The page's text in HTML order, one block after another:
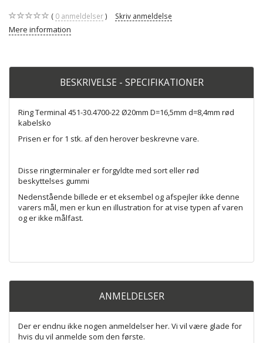
0 anmeldelser Skriv anmeldelse
Mere information
BESKRIVELSE - SPECIFIKATIONER
Ring Terminal 451-30.4700-22 Ø20mm D=16,5mm d=8,4mm rød
kabelsko
Prisen er for 1 stk. af den herover beskrevne vare.
Disse ringterminaler er forgyldte med sort eller rød
beskyttelses gummi
Nedenstående billede er et eksembel og afspejler ikke denne
varers mål, men er kun en illustration for at vise typen af varen
og er ikke målfast.
ANMELDELSER
Der er endnu ikke nogen anmeldelser her. Vi vil være glade for
hvis du vil anmelde som den første.